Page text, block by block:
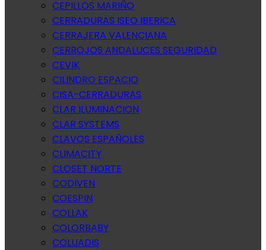
CEPILLOS MARIÑO
CERRADURAS ISEO IBERICA
CERRAJERA VALENCIANA
CERROJOS ANDALUCES SEGURIDAD
CEVIK
CILINDRO ESPACIO
CISA-CERRADURAS
CLAR ILUMINACION
CLAR SYSTEMS
CLAVOS ESPAÑOLES
CLIMACITY
CLOSET NORTE
CODIVEN
COESPIN
COLLAK
COLORBABY
COLUADIS